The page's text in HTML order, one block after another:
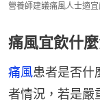
營養師建議痛風人士適
痛風宜飲什麼
痛風患者是否什
者情況，若是嚴